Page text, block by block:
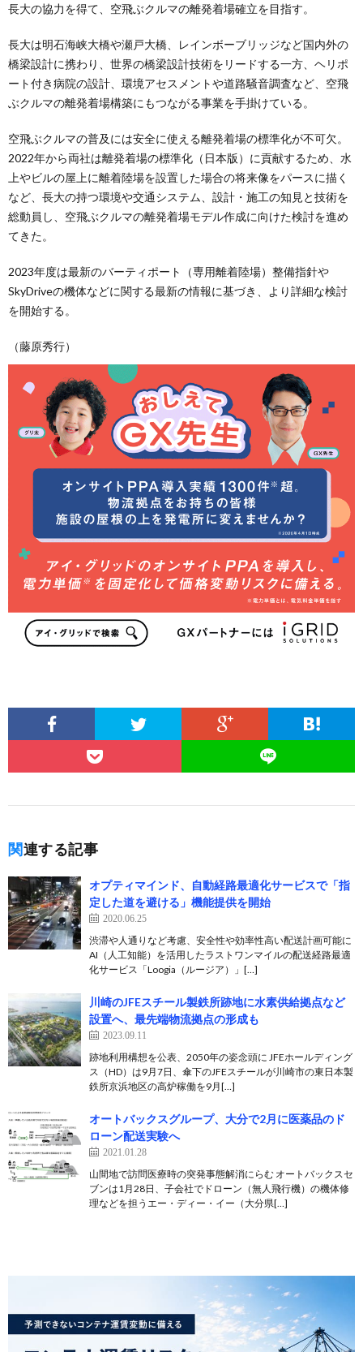
長大の協力を得て、空飛ぶクルマの離発着場確立を目指す。
長大は明石海峡大橋や瀬戸大橋、レインボーブリッジなど国内外の
橋梁設計に携わり、世界の橋梁設計技術をリードする一方、ヘリポ
ート付き病院の設計、環境アセスメントや道路騒音調査など、空飛
ぶクルマの離発着場構築にもつながる事業を手掛けている。
空飛ぶクルマの普及には安全に使える離発着場の標準化が不可欠。
2022年から両社は離発着場の標準化（日本版）に貢献するため、水
上やビルの屋上に離着陸場を設置した場合の将来像をパースに描く
など、長大の持つ環境や交通システム、設計・施工の知見と技術を
総動員し、空飛ぶクルマの離発着場モデル作成に向けた検討を進め
てきた。
2023年度は最新のバーティポート（専用離着陸場）整備指針や
SkyDriveの機体などに関する最新の情報に基づき、より詳細な検討
を開始する。
（藤原秀行）
関連する記事
オプティマインド、自動経路最適化サービスで「指
定した道を避ける」機能提供を開始
2020.06.25
渋滞や人通りなど考慮、安全性や効率性高い配送計画可能に
AI（人工知能）を活用したラストワンマイルの配送経路最適
化サービス「Loogia（ルージア）」[…]
川崎のJFEスチール製鉄所跡地に水素供給拠点など
設置へ、最先端物流拠点の形成も
2023.09.11
跡地利用構想を公表、2050年の姿念頭に JFEホールディング
ス（HD）は9月7日、傘下のJFEスチールが川崎市の東日本製
鉄所京浜地区の高炉稼働を9月[…]
オートバックスグループ、大分で2月に医薬品のド
ローン配送実験へ
2021.01.28
山間地で訪問医療時の突発事態解消にらむ オートバックスセ
ブンは1月28日、子会社でドローン（無人飛行機）の機体修
理などを担うエー・ディー・イー（大分県[…]